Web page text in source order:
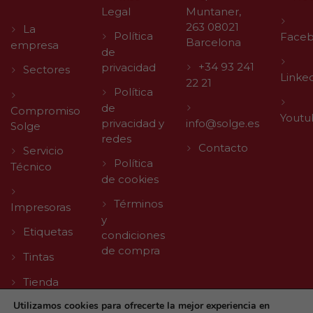
La
empresa
Sectores
Compromiso
Solge
Servicio
Técnico
Impresoras
Etiquetas
Tintas
Tienda
Legal
Política
de
privacidad
Política
de
privacidad y
redes
Política
de cookies
Términos
y
condiciones
de compra
Muntaner,
263 08021
Barcelona
+34 93 241
22 21
info@solge.es
Contacto
Utilizamos cookies para ofrecerte la mejor experiencia en